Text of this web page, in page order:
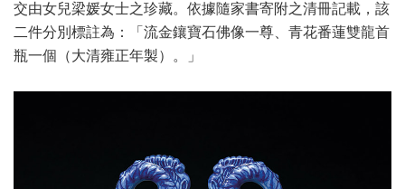
交由女兒梁媛女士之珍藏。依據隨家書寄附之清冊記載，該
二件分別標註為：「流金鑲寶石佛像一尊、青花番蓮雙龍首
瓶一個（大清雍正年製）。」